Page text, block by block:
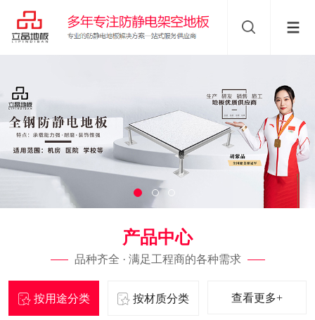
产品中心
品种齐全 · 满足工程商的各种需求
按用途分类 按材质分类 查看更多+